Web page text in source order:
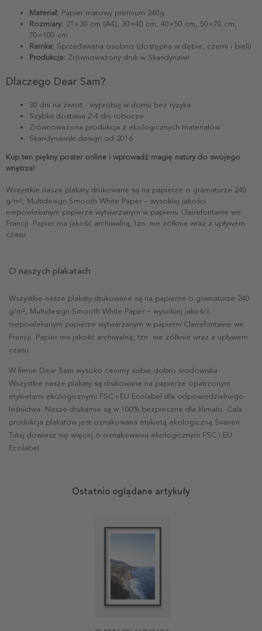
Materiał: Papier matowy premium 240g
Rozmiary: 21×30 cm (A4), 30×40 cm, 40×50 cm, 50×70 cm,
70×100 cm
Ramka: Sprzedawana osobno (dostępna w dębie, czerni i bieli)
Produkcja: Zrównoważony druk w Skandynawii
Dlaczego Dear Sam?
30 dni na zwrot - wypróbuj w domu bez ryzyka
Szybka dostawa 2-4 dni robocze
Zrównoważona produkcja z ekologicznych materiałów
Skandynawski design od 2016
Kup ten piękny poster online i wprowadź magię natury do swojego
wnętrza!
Wszystkie nasze plakaty drukowane są na papierze o gramaturze 240
g/m², Multidesign Smooth White Paper – wysokiej jakości
niepowlekanym papierze wytwarzanym w papierni Clairefontaine we
Francji. Papier ma jakość archiwalną, tzn. nie żółknie wraz z upływem
czasu.
O naszych plakatach
Wszystkie nasze plakaty drukowane są na papierze o gramaturze 240
g/m², Multidesign Smooth White Paper – wysokiej jakości
niepowlekanym papierze wytwarzanym w papierni Clairefontaine we
Francji. Papier ma jakość archiwalną, tzn. nie żółknie wraz z upływem
czasu.
W firmie Dear Sam wysoko cenimy sobie dobro środowiska.
Wszystkie nasze plakaty są drukowane na papierze opatrzonym
etykietami ekologicznymi FSC i EU Ecolabel dla odpowiedzialnego
leśnictwa. Nasze drukarnie są w 100% bezpieczne dla klimatu. Cała
produkcja plakatów jest oznakowana etykietą ekologiczną Svanen.
Tutaj dowiesz się więcej o oznakowaniu ekologicznym FSC i EU
Ecolabel.
Ostatnio oglądane artykuły